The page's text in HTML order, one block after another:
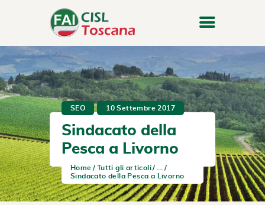
SEO 10 Settembre 2017
Sindacato della
Pesca a Livorno
Home Tutti gli articoli
Sindacato della Pesca a Livorno